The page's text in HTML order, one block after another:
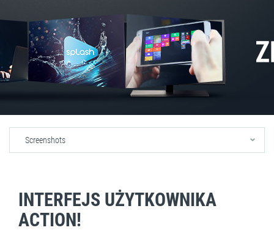
Screenshots
INTERFEJS UŻYTKOWNIKA
ACTION!